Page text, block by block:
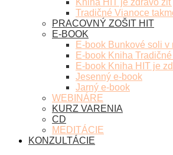
Kniha HIT je zdravo žiť
Tradičné Vianoce
PRACOVNÝ ZOŠIT HIT
E-BOOK
E-book Bunkové soli
E-book Kniha
E-book Kniha HIT je
Jesenný e-book
Jarný e-book
WEBINÁRE
KURZ VARENIA
CD
MEDITÁCIE
KONZULTÁCIE